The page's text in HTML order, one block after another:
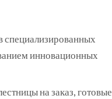
специализированных
инновационных
на заказ, готовые